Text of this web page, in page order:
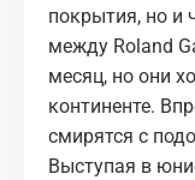
покрытия, но и
между Roland
месяц, но они
континенте.
смирятся с
Выступая в